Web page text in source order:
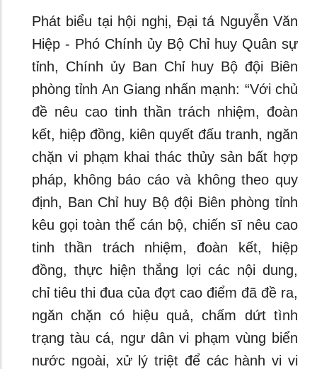
Phát biểu tại hội nghị, Đại tá Nguyễn Văn
Hiệp - Phó Chính ủy Bộ Chỉ huy Quân sự
tỉnh, Chính ủy Ban Chỉ huy Bộ đội Biên
phòng tỉnh An Giang nhấn mạnh: “Với chủ
đề nêu cao tinh thần trách nhiệm, đoàn
kết, hiệp đồng, kiên quyết đấu tranh, ngăn
chặn vi phạm khai thác thủy sản bất hợp
pháp, không báo cáo và không theo quy
định, Ban Chỉ huy Bộ đội Biên phòng tỉnh
kêu gọi toàn thể cán bộ, chiến sĩ nêu cao
tinh thần trách nhiệm, đoàn kết, hiệp
đồng, thực hiện thắng lợi các nội dung,
chỉ tiêu thi đua của đợt cao điểm đã đề ra,
ngăn chặn có hiệu quả, chấm dứt tình
trạng tàu cá, ngư dân vi phạm vùng biển
nước ngoài, xử lý triệt để các hành vi vi